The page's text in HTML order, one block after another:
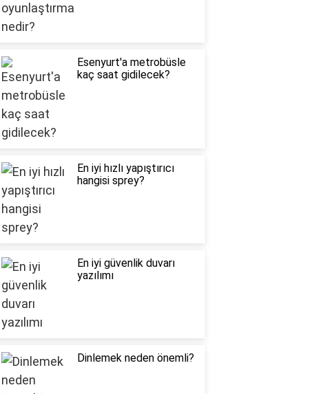
Esenyurt'a metrobüsle
kaç saat gidilecek?
En iyi hızlı yapıştırıcı
hangisi sprey?
En iyi güvenlik duvarı
yazılımı
Dinlemek neden önemli?